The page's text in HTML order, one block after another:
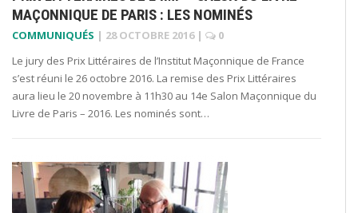
MAÇONNIQUE DE PARIS : LES NOMINÉS
COMMUNIQUÉS | 28 OCTOBRE 2016 |
0
Le jury des Prix Littéraires de l’Institut Maçonnique de France
s’est réuni le 26 octobre 2016. La remise des Prix Littéraires
aura lieu le 20 novembre à 11h30 au 14e Salon Maçonnique du
Livre de Paris – 2016. Les nominés sont…